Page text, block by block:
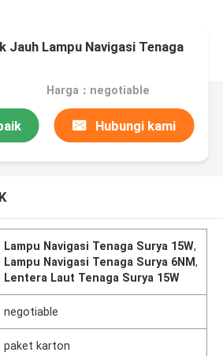
Jauh Lampu Navigasi Tenaga
Harga：negotiable
Hubungi kami
Lampu Navigasi Tenaga Surya 15W,
Lampu Navigasi Tenaga Surya 6NM,
Lentera Laut Tenaga Surya 15W
negotiable
paket karton